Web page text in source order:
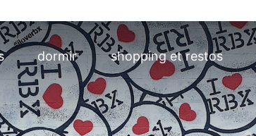
dormir shopping et restos